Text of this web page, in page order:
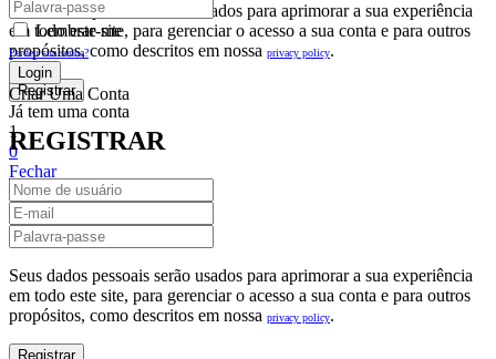
Seus dados pessoais serão usados para aprimorar a sua experiência
em todo este site, para gerenciar o acesso a sua conta e para outros
propósitos, como descritos em nossa privacy policy.
Já tem uma conta
1
0
Fechar
Carrinho De Compras(0)
No products in the cart.
Lembrar-me
Perdeu sua senha?
Criar Uma Conta
REGISTRAR
Seus dados pessoais serão usados para aprimorar a sua experiência
em todo este site, para gerenciar o acesso a sua conta e para outros
propósitos, como descritos em nossa privacy policy.